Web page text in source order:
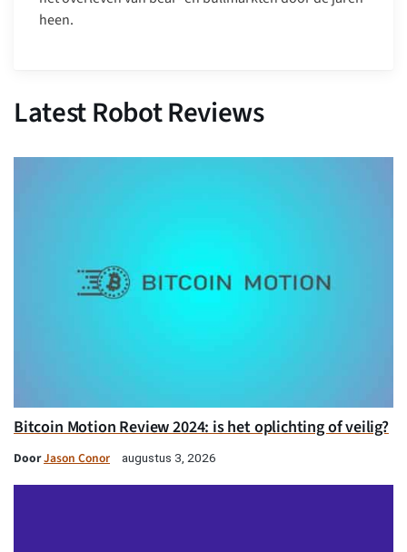
heen.
Latest Robot Reviews
Bitcoin Motion Review 2024: is het oplichting of veilig?
DoorJason Conor augustus 3, 2026